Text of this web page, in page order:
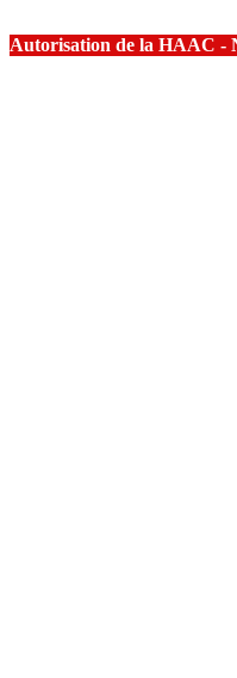
Autorisation de la HAAC -